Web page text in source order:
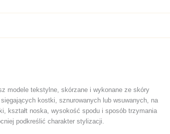
modele tekstylne, skórzane i wykonane ze skóry
kostki, sznurowanych lub wsuwanych, na
kształt noska, wysokość spodu i sposób trzymania
podkreślić charakter stylizacji.